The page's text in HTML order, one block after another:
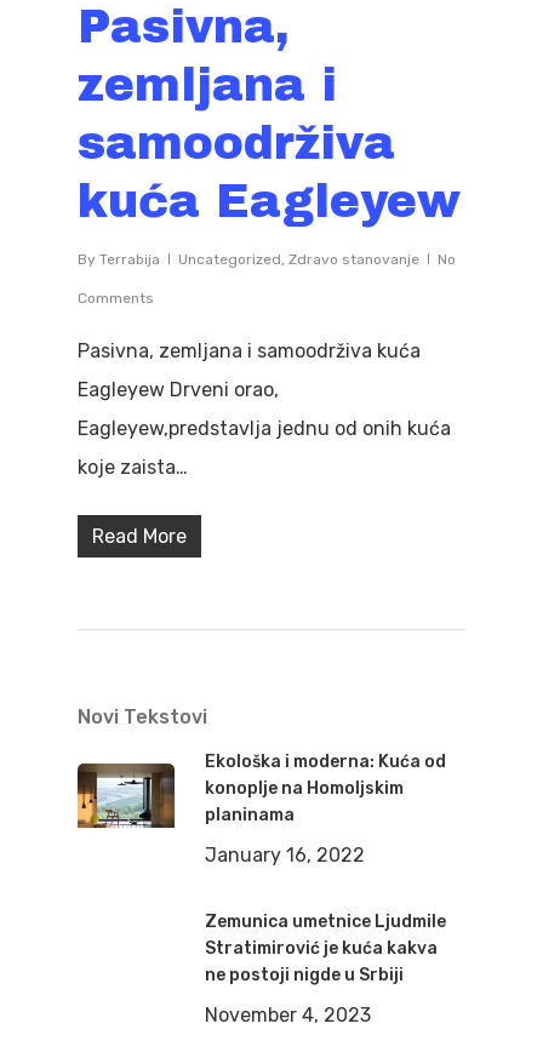
Pasivna,
zemljana i
samoodrživa
kuća Eagleyew
By Terrabija Uncategorized Zdravo stanovanje No
Comments
Pasivna, zemljana i samoodrživa kuća
Eagleyew Drveni orao,
Eagleyew,predstavlja jednu od onih kuća
koje zaista…
Read More
Novi Tekstovi
Ekološka i moderna: Kuća od
konoplje na Homoljskim
planinama
January 16, 2022
Zemunica umetnice Ljudmile
Stratimirović je kuća kakva
ne postoji nigde u Srbiji
November 4, 2023